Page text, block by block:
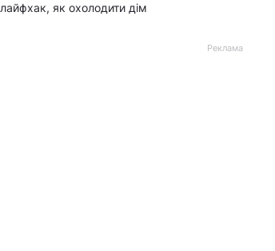
лайфхак, як охолодити дім
Реклама